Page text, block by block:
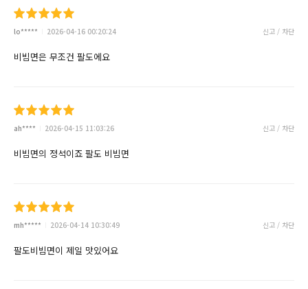
lo***** 2026-04-16 00:20:24 신고 / 차단
비빔면은 무조건 팔도에요
ah**** 2026-04-15 11:03:26 신고 / 차단
비빔면의 정석이죠 팔도 비빔면
mh***** 2026-04-14 10:30:49 신고 / 차단
팔도비빔면이 제일 맛있어요